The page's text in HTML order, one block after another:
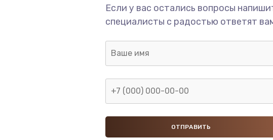
Если у вас остались вопросы
специалисты с радостью ответят